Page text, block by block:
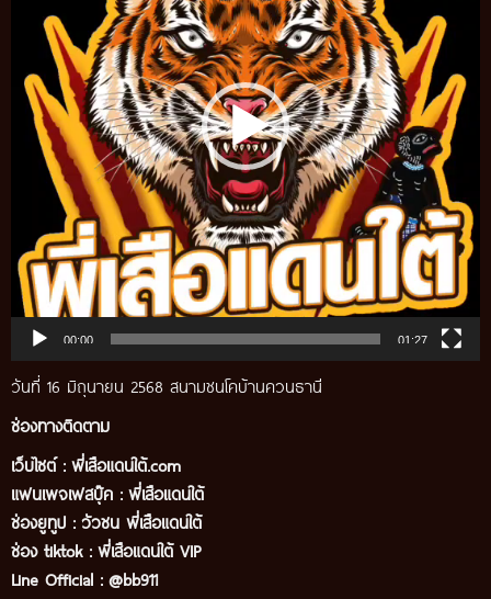
00:00 01:27
วันที่ 16 มิถุนายน 2568 สนามชนโคบ้านควนธานี
ช่องทางติดตาม
เว็บไซต์ : พี่เสือแดนใต้.com
แฟนเพจเฟสบุ๊ค : พี่เสือแดนใต้
ช่องยูทูป : วัวชน พี่เสือแดนใต้
ช่อง tiktok : พี่เสือแดนใต้ VIP
Line Official : @bb911